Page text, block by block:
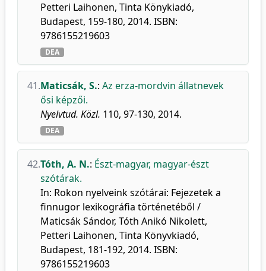
Petteri Laihonen, Tinta Könykiadó,
Budapest, 159-180, 2014. ISBN:
9786155219603
DEA
41.Maticsák, S.: Az erza-mordvin állatnevek
ősi képzői.
Nyelvtud. Közl. 110, 97-130, 2014.
DEA
42.Tóth, A. N.: Észt-magyar, magyar-észt
szótárak.
In: Rokon nyelveink szótárai: Fejezetek a
finnugor lexikográfia történetéből /
Maticsák Sándor, Tóth Anikó Nikolett,
Petteri Laihonen, Tinta Könyvkiadó,
Budapest, 181-192, 2014. ISBN:
9786155219603